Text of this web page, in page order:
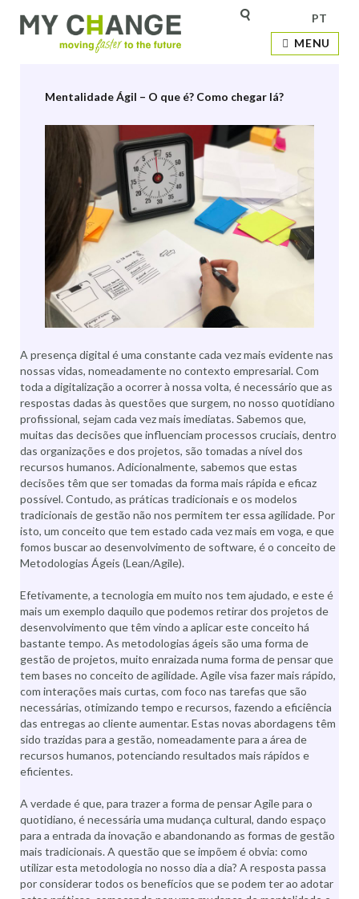
MENU
PT
Etiqueta:Agile
Mentalidade Ágil – O que é? Como chegar lá?
A presença digital é uma constante cada vez mais evidente nas
nossas vidas, nomeadamente no contexto empresarial. Com
toda a digitalização a ocorrer à nossa volta, é necessário que as
respostas dadas às questões que surgem, no nosso quotidiano
profissional, sejam cada vez mais imediatas. Sabemos que,
muitas das decisões que influenciam processos cruciais, dentro
das organizações e dos projetos, são tomadas a nível dos
recursos humanos. Adicionalmente, sabemos que estas
decisões têm que ser tomadas da forma mais rápida e eficaz
possível. Contudo, as práticas tradicionais e os modelos
tradicionais de gestão não nos permitem ter essa agilidade. Por
isto, um conceito que tem estado cada vez mais em voga, e que
fomos buscar ao desenvolvimento de software, é o conceito de
Metodologias Ágeis (Lean/Agile).
Efetivamente, a tecnologia em muito nos tem ajudado, e este é
mais um exemplo daquilo que podemos retirar dos projetos de
desenvolvimento que têm vindo a aplicar este conceito há
bastante tempo. As metodologias ágeis são uma forma de
gestão de projetos, muito enraizada numa forma de pensar que
tem bases no conceito de agilidade. Agile visa fazer mais rápido,
com interações mais curtas, com foco nas tarefas que são
necessárias, otimizando tempo e recursos, fazendo a eficiência
das entregas ao cliente aumentar. Estas novas abordagens têm
sido trazidas para a gestão, nomeadamente para a área de
recursos humanos, potenciando resultados mais rápidos e
eficientes.
A verdade é que, para trazer a forma de pensar Agile para o
quotidiano, é necessária uma mudança cultural, dando espaço
para a entrada da inovação e abandonando as formas de gestão
mais tradicionais. A questão que se impõem é obvia: como
utilizar esta metodologia no nosso dia a dia? A resposta passa
por considerar todos os benefícios que se podem ter ao adotar